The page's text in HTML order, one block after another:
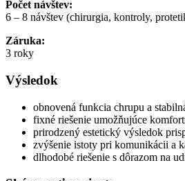
Počet návštev:
6 – 8 návštev (chirurgia, kontroly,
Záruka:
3 roky
Výsledok
obnovená funkcia chrupu a
fixné riešenie umožňujúce
prirodzený estetický výsledok
zvýšenie istoty pri komunikácii a
dlhodobé riešenie s dôrazom na